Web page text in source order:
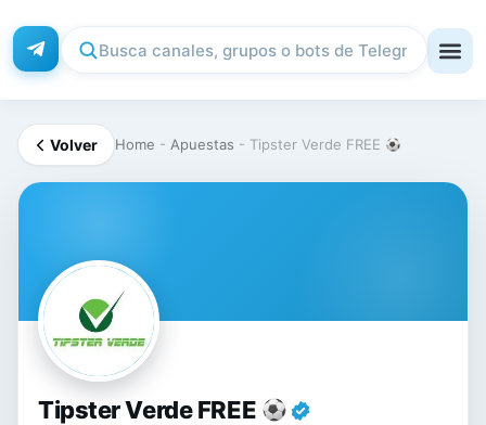
Volver Home - Apuestas - Tipster Verde FREE
TI
Tipster Verde FREE